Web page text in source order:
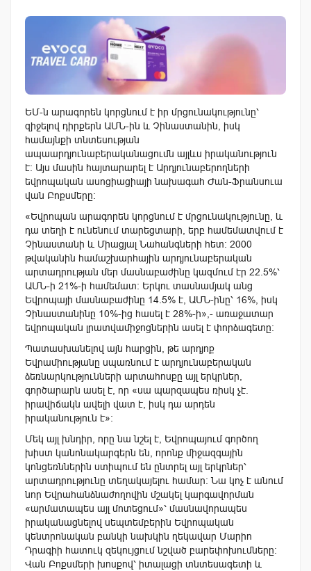
ԵՄ-ն արագորեն կորցնում է իր մրցունակությունը՝
զիջելով դիրքերն ԱՄՆ-ին և Չինաստանին, իսկ
համայնքի տնտեսության
ապաարդյունաբերականացումն այլևս իրականություն
է: Այս մասին հայտարարել է Արդյունաբերողների
եվրոպական ասոցիացիայի նախագահ Ժան-Ֆրանսուա
վան Բոքսմերը:
«Եվրոպան արագորեն կորցնում է մրցունակությունը, և
դա տեղի է ունենում տարեցտարի, երբ համեմատվում է
Չինաստանի և Միացյալ Նահանգների հետ: 2000
թվականին համաշխարհային արդյունաբերական
արտադրության մեր մասնաբաժինը կազմում էր 22.5%՝
ԱՄՆ-ի 21%-ի համեմատ: Երկու տասնամյակ անց
Եվրոպայի մասնաբաժինը 14.5% է, ԱՄՆ-ինը՝ 16%, իսկ
Չինաստանինը 10%-ից հասել է 28%-ի»,- առաջատար
եվրոպական լրատվամիջոցներին ասել է փորձագետը:
Պատասխանելով այն հարցին, թե արդյոք
Եվրամիությանը սպառնում է արդյունաբերական
ձեռնարկությունների արտահոսքը այլ երկրներ,
գործարարն ասել է, որ «սա պարզապես ռիսկ չէ.
իրավիճակն ավելի վատ է, իսկ դա արդեն
իրականություն է»:
Մեկ այլ խնդիր, որը նա նշել է, Եվրոպայում գործող
խիստ կանոնակարգերն են, որոնք միջազգային
կոնցեռններին ստիպում են ընտրել այլ երկրներ՝
արտադրությունը տեղակայելու համար: Նա կոչ է անում
նոր Եվրահանձնաժողովին մշակել կարգավորման
«արմատապես այլ մոտեցում»՝ մասնավորապես
իրականացնելով սեպտեմբերին Եվրոպական
կենտրոնական բանկի նախկին ղեկավար Մարիո
Դրագիի հատուկ զեկույցում նշված բարեփոխումները:
Վան Բոքսմերի խոսքով՝ իտալացի տնտեսագետի և